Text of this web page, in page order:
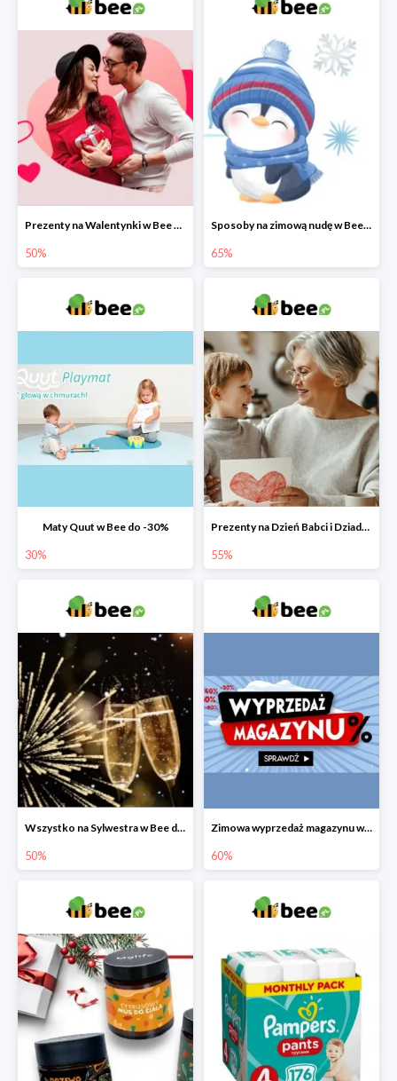
Prezenty na Walentynki w Bee do -50%
50%
Sposoby na zimową nudę w Bee do 65%
65%
Maty Quut w Bee do -30%
30%
Prezenty na Dzień Babci i Dziadka w Bee do -55%
55%
Wszystko na Sylwestra w Bee do -50%
50%
Zimowa wyprzedaż magazynu w Bee do -60%
60%